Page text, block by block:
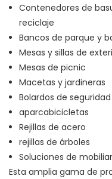
Contenedores de
reciclaje
Bancos de parque y
Mesas y sillas de
Mesas de picnic
Macetas y jardineras
Bolardos de seguridad
aparcabicicletas
Rejillas de acero
rejillas de árboles
Soluciones de
Esta amplia gama de